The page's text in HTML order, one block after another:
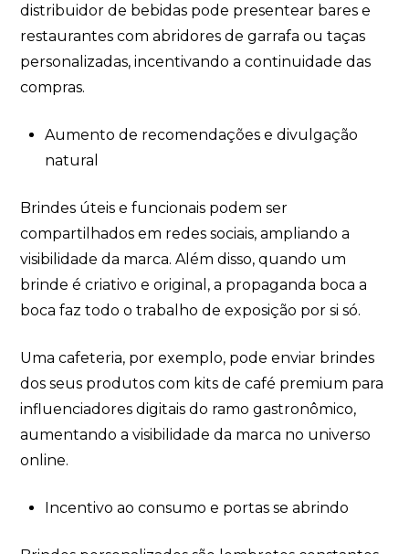
distribuidor de bebidas pode presentear bares e
restaurantes com abridores de garrafa ou taças
personalizadas, incentivando a continuidade das
compras.
Aumento de recomendações e divulgação
natural
Brindes úteis e funcionais podem ser
compartilhados em redes sociais, ampliando a
visibilidade da marca. Além disso, quando um
brinde é criativo e original, a propaganda boca a
boca faz todo o trabalho de exposição por si só.
Uma cafeteria, por exemplo, pode enviar brindes
dos seus produtos com kits de café premium para
influenciadores digitais do ramo gastronômico,
aumentando a visibilidade da marca no universo
online.
Incentivo ao consumo e portas se abrindo